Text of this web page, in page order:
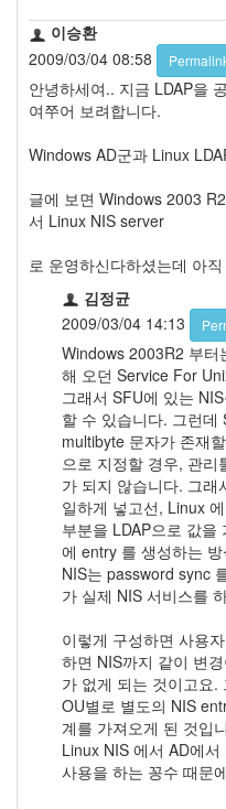
이승환
2009/03/04 08:58
안녕하세여.. 지금 LDAP을
여쭈어 보려합니다.
Windows AD군과 Linux
글에 보면 Windows 2003
서 Linux NIS server
로 운영하신다하셨는데 아
김정균
2009/03/04 14:13
Windows 2003R2 부터
해 오던 Service For
그래서 SFU에 있는
할 수 있습니다. 그런데
multibyte 문자가 존재
으로 지정할 경우, 관
가 되지 않습니다. 그
일하게 넣고선, Linux
부분을 LDAP으로 값
에 entry 를 생성하는
NIS는 password sync
가 실제 NIS 서비스를
이렇게 구성하면 사용
하면 NIS까지 같이 변
가 없게 되는 것이고요.
OU별로 별도의 NIS
계를 가져오게 된 것입
Linux NIS 에서 AD에
사용을 하는 꽁수 때문